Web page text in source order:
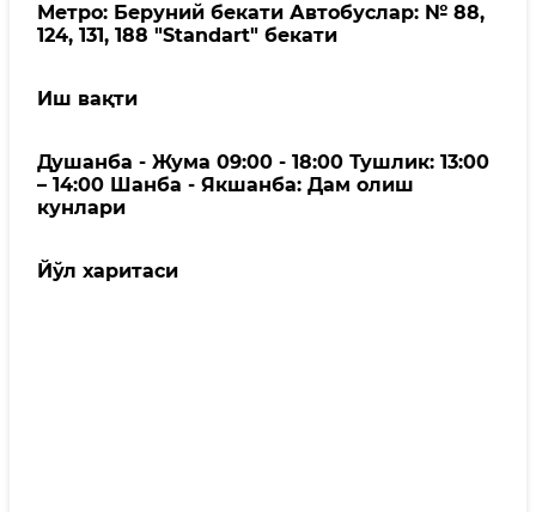
Метро: Беруний бекати Автобуслар: № 88,
124, 131, 188 "Standart" бекати
Иш вақти
Душанба - Жума 09:00 - 18:00 Тушлик: 13:00
– 14:00 Шанба - Якшанба: Дам олиш
кунлари
Йўл харитаси